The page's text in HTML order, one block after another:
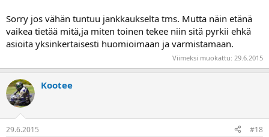
Sorry jos vähän tuntuu jankkaukselta tms. Mutta näin etänä
vaikea tietää mitä,ja miten toinen tekee niin sitä pyrkii ehkä
asioita yksinkertaisesti huomioimaan ja varmistamaan.
Viimeksi muokattu: 29.6.2015
Kootee
29.6.2015 #18